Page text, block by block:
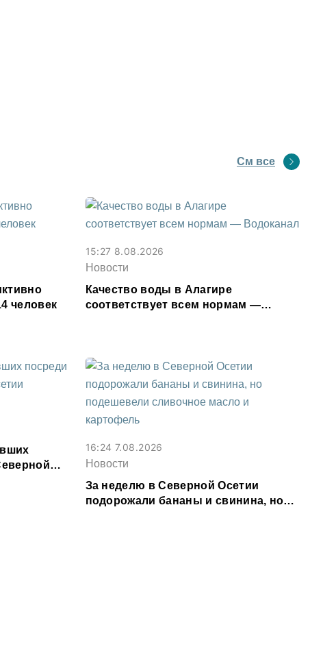
См все
человек
15:27 8.08.2026
Новости
Качество воды в Алагире
соответствует всем нормам —
16:24 7.08.2026
Новости
За неделю в Северной Осетии
подорожали бананы и свинина, но